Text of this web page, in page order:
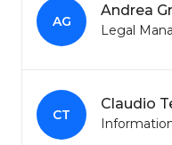
AG
Andrea
Legal
CT
Claudio